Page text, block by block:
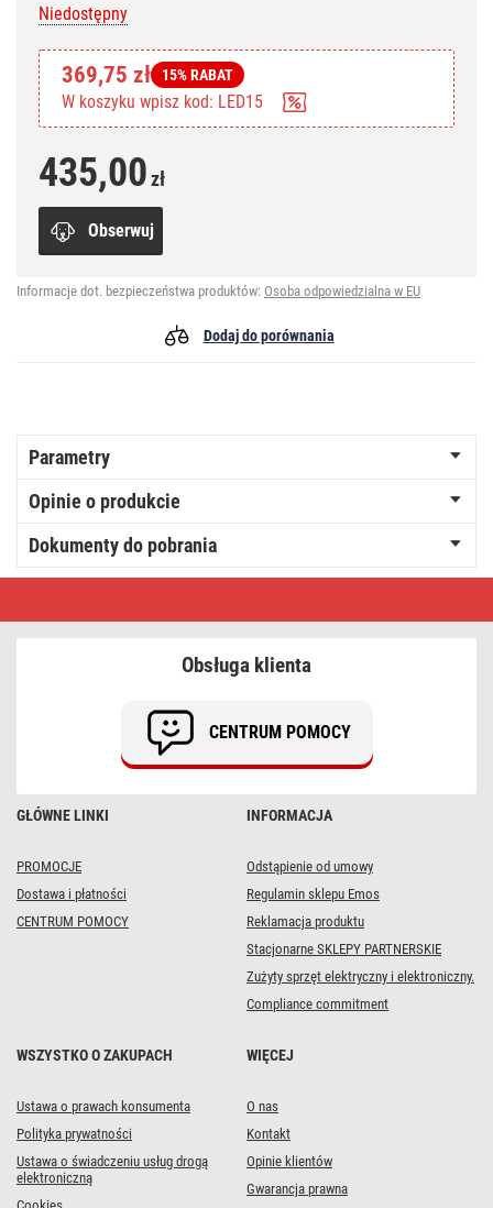
Niedostępny
369,75 zł 15% RABAT
W koszyku wpisz kod: LED15
435,00zł
Obserwuj
Informacje dot. bezpieczeństwa produktów: Osoba odpowiedzialna w EU
Dodaj do porównania
Parametry
Opinie o produkcie
Dokumenty do pobrania
GŁÓWNE LINKI
PROMOCJE
Dostawa i płatności
CENTRUM POMOCY
INFORMACJA
Odstąpienie od umowy
Regulamin sklepu Emos
Reklamacja produktu
Stacjonarne SKLEPY PARTNERSKIE
Zużyty sprzęt elektryczny i elektroniczny.
Compliance commitment
WSZYSTKO O ZAKUPACH
Ustawa o prawach konsumenta
Polityka prywatności
Ustawa o świadczeniu usług drogą
elektroniczną
WIĘCEJ
O nas
Kontakt
Opinie klientów
Gwarancja prawna
Obsługa klienta
CENTRUM POMOCY